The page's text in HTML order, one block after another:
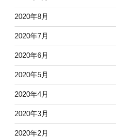
2020年8月
2020年7月
2020年6月
2020年5月
2020年4月
2020年3月
2020年2月